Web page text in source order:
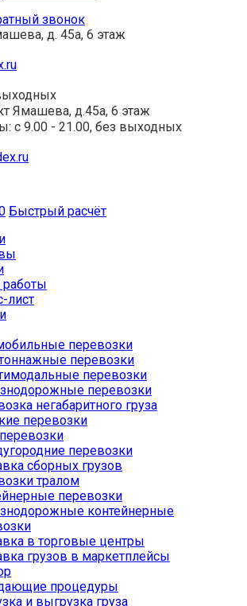
звонок
д. 45а, 6 этаж
Ямашева, д.45а, 6 этаж
с 9.00 - 21.00, без выходных
Быстрый расчёт
лист
перевозки
перевозки
перевозки
перевозки
негабаритного груза
перевозки
перевозки
сборных грузов
тралом
перевозки
контейнерные
в торговые центры
грузов в маркетплейсы
процедуры
и выгрузка груза